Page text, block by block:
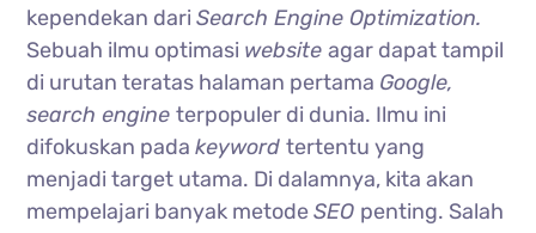
kependekan dariSearch Engine Optimization.
Sebuah ilmu optimasi websiteagar dapat tampil
di urutan teratas halaman pertama Google,
search engineterpopuler di dunia. Ilmu ini
difokuskan padakeywordtertentu yang
menjadi target utama. Di dalamnya, kita akan
mempelajari banyak metodeSEO penting. Salah